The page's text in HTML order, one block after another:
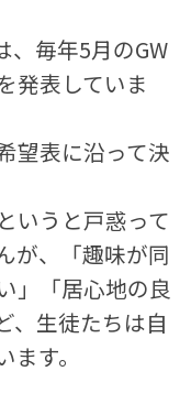
、毎年5月のGW
発表していま
望表に沿って決
いうと戸惑って
が、「趣味が同
」「居心地の良
、生徒たちは自
す。